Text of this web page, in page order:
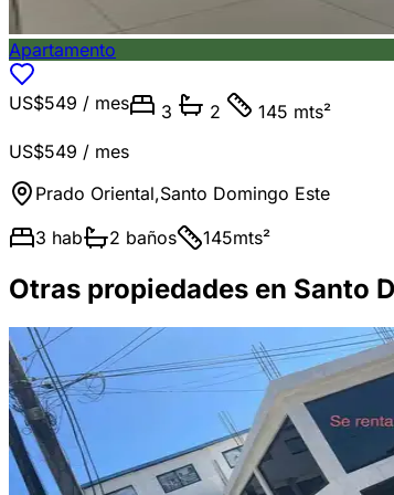
Apartamento
US$549 / mes 3 2
145 mts²
US$549 / mes
Prado Oriental,Santo Domingo Este
3 hab 2 baños 145mts²
Otras propiedades en Santo